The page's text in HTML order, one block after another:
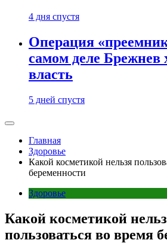
4 дня спустя
Операция
самом деле Брежнев
власть
5 дней спустя
Главная
Здоровье
Какой косметикой нельзя
беременности
Здоровье
Какой косметикой
пользоваться во время